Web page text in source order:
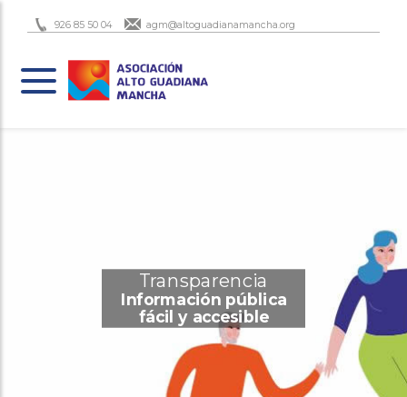
926 85 50 04 agm@altoguadianamancha.org
Transparencia
Información pública
fácil y accesible